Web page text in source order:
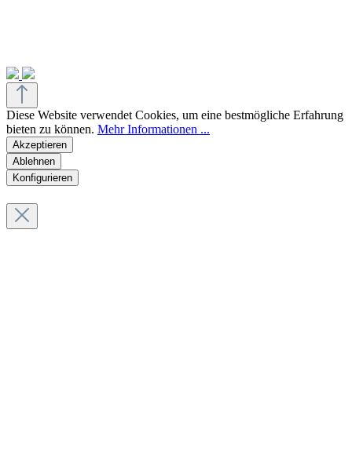
Diese Website verwendet Cookies, um eine bestmögliche Erfahrung
bieten zu können. Mehr Informationen ...
Akzeptieren
Ablehnen
Konfigurieren